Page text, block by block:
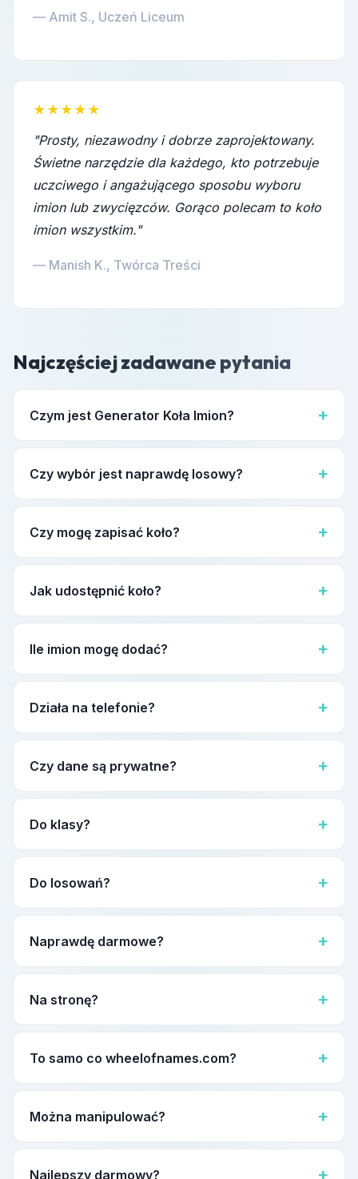
— Amit S., Uczeń Liceum
★★★★★
"Prosty, niezawodny i dobrze zaprojektowany.
Świetne narzędzie dla każdego, kto potrzebuje
uczciwego i angażującego sposobu wyboru
imion lub zwycięzców. Gorąco polecam to koło
imion wszystkim."
— Manish K., Twórca Treści
Najczęściej zadawane pytania
Czym jest Generator Koła Imion?
Online koło wyboru imion — wpisujesz imiona, kręcisz
wirtualnym kołem. Działa jak koło fortuny lub koło nagród,
Czy wybór jest naprawdę losowy?
Tak. Math.random JavaScript. Każdy wpis — równe szanse.
Uczciwy generator losowych imion.
Czy mogę zapisać koło?
Automatycznie w lokalnej pamięci przeglądarki. Eksportuj
dla trwałego backupu.
Jak udostępnić koło?
Przycisk Udostępnij kopiuje unikalny URL. Odbiorca widzi
Twoje koło obrotowe ze wszystkimi imionami.
Ile imion mogę dodać?
Bez twardego limitu. Setki wpisów bez problemu.
Działa na telefonie?
Tak. W pełni responsywny — iPhone, Android, iPad, tablet,
Chromebook, laptop, monitor. Koło dopasuje się
Czy dane są prywatne?
100% w przeglądarce. Żadne dane nie idą na serwer.
Do klasy?
Absolutnie — jeden z najpopularniejszych zastosowań.
Nauczyciele na świecie jako klasowy wybór imion i losowy
Do losowań?
Tak. Najprostsze narzędzie wyboru zwycięzcy rozdania —
bez rejestracji, tylko uczciwe losowanie.
Naprawdę darmowe?
Bez haczyka. Wszystko darmowe. Darmowe koło
obrotowe online na zawsze.
Na stronę?
Link do wstępnie załadowanego koła przez funkcję
Udostępnij.
To samo co wheelofnames.com?
Nie. Niezależny Generator z 25 językami, konfetti, trybem
ciemnym i pełną prywatnością. Darmowa alternatywa.
Można manipulować?
Nie. Math.random nie da się zhakować. Każdy obrót jest
losowy.
Najlepszy darmowy?